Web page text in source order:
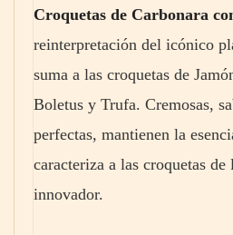
Croquetas de Carbonara
reinterpretación del icónico
suma a las croquetas de
Boletus y Trufa. Cremosas,
perfectas, mantienen la
caracteriza a las croquetas de
innovador.